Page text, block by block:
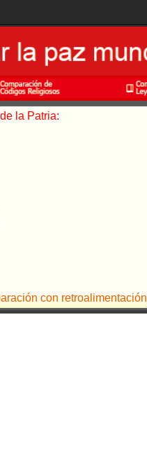
la Patria:
con retroalimentación